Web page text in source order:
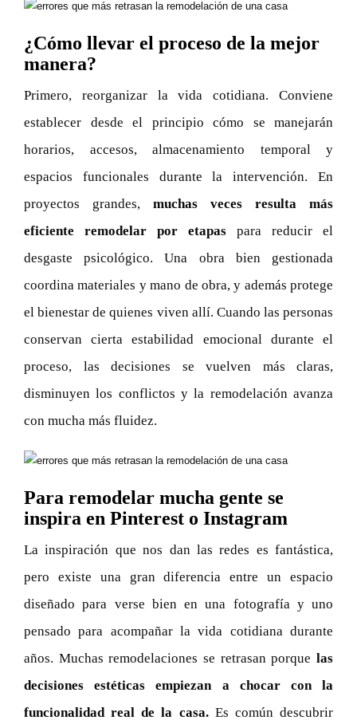
¿Cómo llevar el proceso de la mejor
manera?
Primero, reorganizar la vida cotidiana. Conviene
establecer desde el principio cómo se manejarán
horarios, accesos, almacenamiento temporal y
espacios funcionales durante la intervención. En
proyectos grandes, muchas veces resulta más
eficiente remodelar por etapas para reducir el
desgaste psicológico. Una obra bien gestionada
coordina materiales y mano de obra, y además protege
el bienestar de quienes viven allí. Cuando las personas
conservan cierta estabilidad emocional durante el
proceso, las decisiones se vuelven más claras,
disminuyen los conflictos y la remodelación avanza
con mucha más fluidez.
Para remodelar mucha gente se
inspira en Pinterest o Instagram
La inspiración que nos dan las redes es fantástica,
pero existe una gran diferencia entre un espacio
diseñado para verse bien en una fotografía y uno
pensado para acompañar la vida cotidiana durante
años. Muchas remodelaciones se retrasan porque las
decisiones estéticas empiezan a chocar con la
funcionalidad real de la casa.Es común descubrir